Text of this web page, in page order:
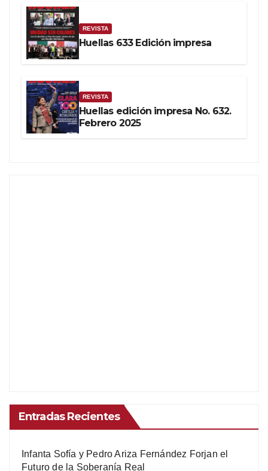
REVISTA
Huellas 633 Edición impresa
REVISTA
Huellas edición impresa No. 632.
Febrero 2025
Entradas Recientes
Infanta Sofía y Pedro Ariza Fernández Forjan el
Futuro de la Soberanía Real